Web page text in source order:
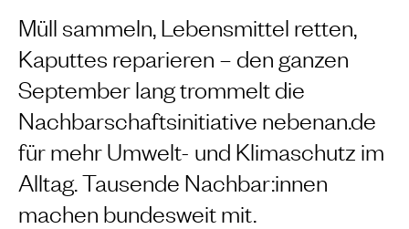
Müll sammeln, Lebensmittel retten,
Kaputtes reparieren – den ganzen
September lang trommelt die
Nachbarschaftsinitiative nebenan.de
für mehr Umwelt- und Klimaschutz im
Alltag. Tausende Nachbar:innen
machen bundesweit mit.